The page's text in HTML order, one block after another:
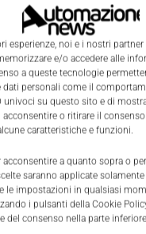
esperienze, noi e i nostri
e/o accedere alle
a queste tecnologie
dati personali come il
univoci su questo sito e di
acconsentire o ritirare il
caratteristiche e funzioni.
a quanto sopra o
saranno applicate
le impostazioni in qualsiasi
i pulsanti della Cookie
del consenso nella parte
si è strutturata con
in cui c’è una produzione;
i risultati qualitativi e
ricevere il prodotto
fiere del 2023Pneumax
cui lagamma EVO,
può interfacciare con
manifolda catalogo.